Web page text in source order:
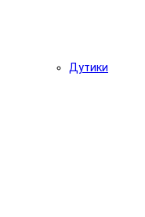
Дутики